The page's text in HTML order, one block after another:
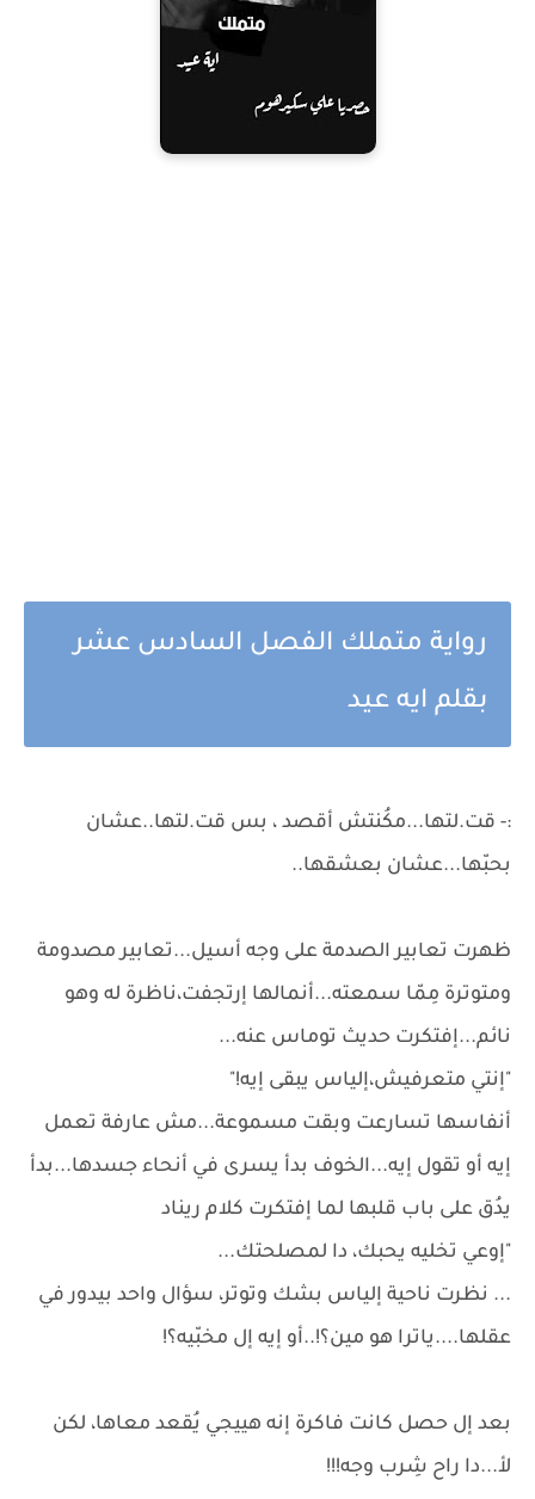
رواية متملك الفصل السادس عشر
بقلم ايه عيد
:- قت.لتها...مكُنتش أقصد ، بس قت.لتها..عشان
بحبّها...عشان بعشقها..
ظهرت تعابير الصدمة على وجه أسيل...تعابير مصدومة
ومتوترة مِمّا سمعته...أنمالها إرتجفت،ناظرة له وهو
نائم...إفتكرت حديث توماس عنه...
"إنتي متعرفيش،إلياس يبقى إيه!"
أنفاسها تسارعت وبقت مسموعة...مش عارفة تعمل
إيه أو تقول إيه...الخوف بدأ يسرى في أنحاء جسدها...بدأ
يدُق على باب قلبها لما إفتكرت كلام ريناد
"إوعي تخليه يحبك، دا لمصلحتك...
... نظرت ناحية إلياس بشك وتوتر، سؤال واحد بيدور في
عقلها....ياترا هو مين؟!..أو إيه إل مخبّيه؟!
بعد إل حصل كانت فاكرة إنه هييجي يُقعد معاها، لكن
لأ...دا راح شِرب وجه!!!